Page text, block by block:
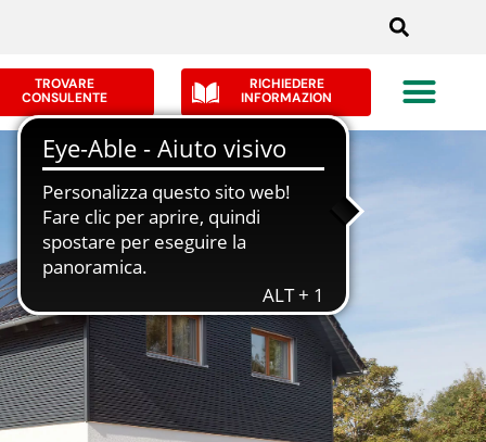
TROVARE
CONSULENTE
RICHIEDERE
INFORMAZION